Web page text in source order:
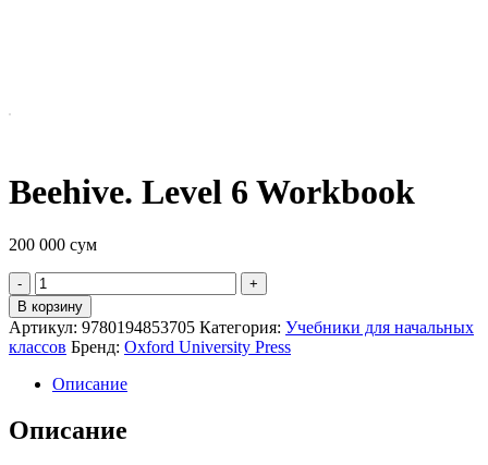
Beehive. Level 6 Workbook
200 000 сум
Quantity
В корзину
Артикул: 9780194853705 Категория: Учебники для начальных
классов Бренд: Oxford University Press
Описание
Описание